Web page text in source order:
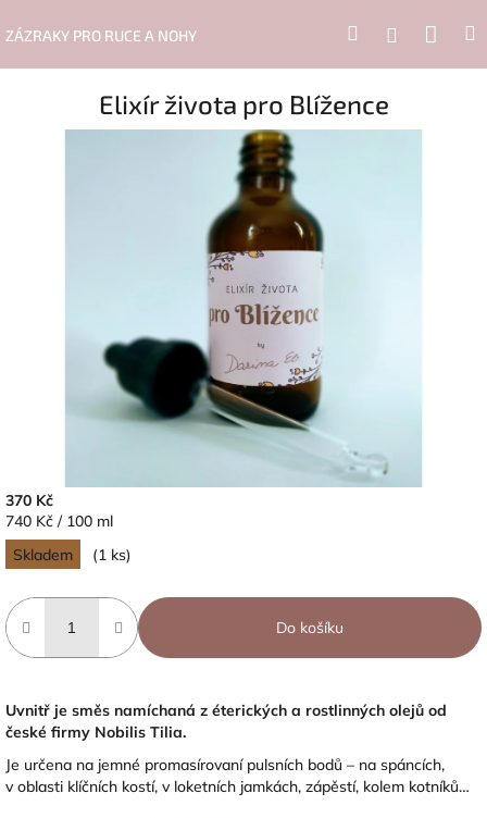
naZÁZRAKY PRO RUCE A NOHY HledatPřihlášení
Elixír života pro Blížence
370 Kč
Měrná
cena:
740 Kč / 100 ml
Skladem
(1 ks)
Do košíku
Uvnitř je směs namíchaná z éterických a rostlinných olejů od
české firmy Nobilis Tilia.
Je určena na jemné promasírovaní pulsních bodů – na spáncích,
v oblasti klíčních kostí, v loketních jamkách, zápěstí, kolem kotníků…